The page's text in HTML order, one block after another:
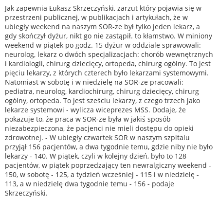
Jak zapewnia Łukasz Skrzeczyński, zarzut który pojawia się w
przestrzeni publicznej, w publikacjach i artykułach, że w
ubiegły weekend na naszym SOR-ze był tylko jeden lekarz, a
gdy skończył dyżur, nikt go nie zastąpił. to kłamstwo. W miniony
weekend w piątek po godz. 15 dyżur w oddziale sprawowali:
neurolog, lekarz o dwóch specjalizacjach: chorób wewnętrznych
i kardiologii, chirurg dziecięcy, ortopeda, chirurg ogólny. To jest
pięciu lekarzy, z których czterech było lekarzami systemowymi.
Natomiast w sobotę i w niedzielę na SOR-ze pracowali:
pediatra, neurolog, kardiochirurg, chirurg dziecięcy, chirurg
ogólny, ortopeda. To jest sześciu lekarzy, z czego trzech jako
lekarze systemowi - wylicza wiceprezes MSS. Dodaje, że
pokazuje to, że praca w SOR-ze była w jakiś sposób
niezabezpieczona, że pacjenci nie mieli dostępu do opieki
zdrowotnej. - W ubiegły czwartek SOR w naszym szpitalu
przyjął 156 pacjentów, a dwa tygodnie temu, gdzie niby nie było
lekarzy - 140. W piątek, czyli w kolejny dzień, było to 128
pacjentów, w piątek poprzedzający ten newralgiczny weekend -
150, w sobotę - 125, a tydzień wcześniej - 115 i w niedzielę -
113, a w niedzielę dwa tygodnie temu - 156 - podaje
Skrzeczyński.